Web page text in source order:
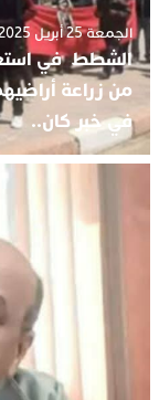
الجمعة 25 أبريل 2025 - 12:25
الشطط في
من زراعة
في خبر كان..